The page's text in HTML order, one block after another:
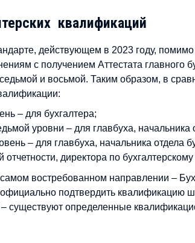
квалификаций
действующем в 2023 году,
с получением Аттестата главного
и восьмой. Таким образом, в
– для бухгалтера;
уровни – для главбуха, начальника
– для главбуха, начальника отдела
директора по
востребованном направлении –
подтвердить квалификацию
существуют определенные